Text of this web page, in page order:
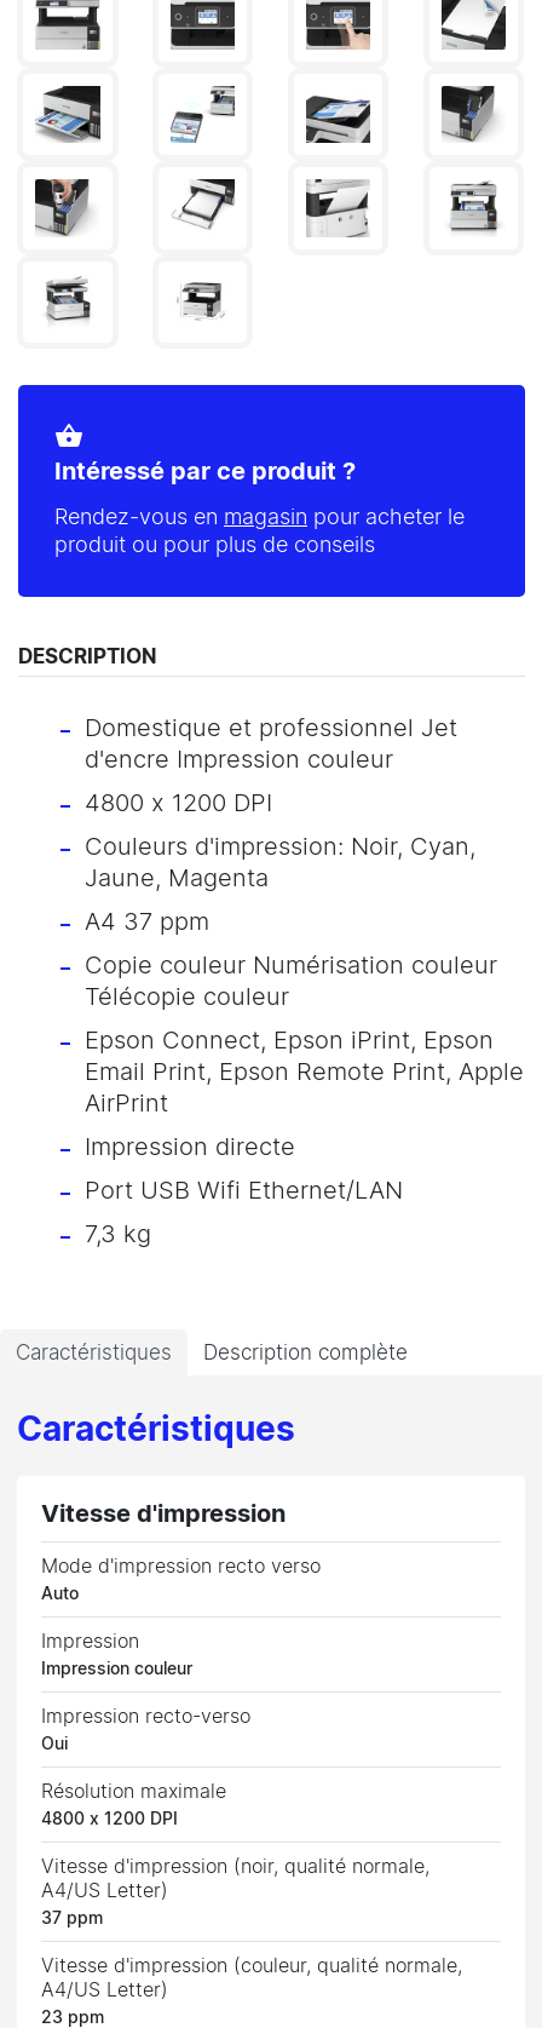
shopping_basket
Intéressé par ce produit ?
Rendez-vous en magasin pour acheter le
produit ou pour plus de conseils
DESCRIPTION
Domestique et professionnel Jet
d'encre Impression couleur
4800 x 1200 DPI
Couleurs d'impression: Noir, Cyan,
Jaune, Magenta
A4 37 ppm
Copie couleur Numérisation couleur
Télécopie couleur
Epson Connect, Epson iPrint, Epson
Email Print, Epson Remote Print, Apple
AirPrint
Impression directe
Port USB Wifi Ethernet/LAN
7,3 kg
Caractéristiques Description complète
Caractéristiques
Vitesse d'impression
Mode d'impression recto verso
Auto
Impression
Impression couleur
Impression recto-verso
Oui
Résolution maximale
4800 x 1200 DPI
Vitesse d'impression (noir, qualité normale,
A4/US Letter)
37 ppm
Vitesse d'impression (couleur, qualité normale,
A4/US Letter)
23 ppm